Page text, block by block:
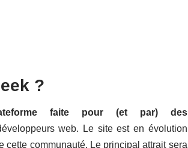
?
faite pour (et par) des
web. Le site est en évolution
cette communauté. Le principal attrait sera